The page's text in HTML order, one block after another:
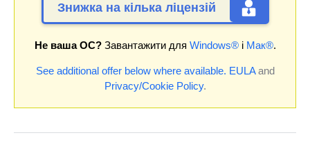
Знижка на кілька ліцензій
Не ваша ОС?Завантажити для Windows®і Мак®.
See additional offer below where available. EULAand
Privacy/Cookie Policy.